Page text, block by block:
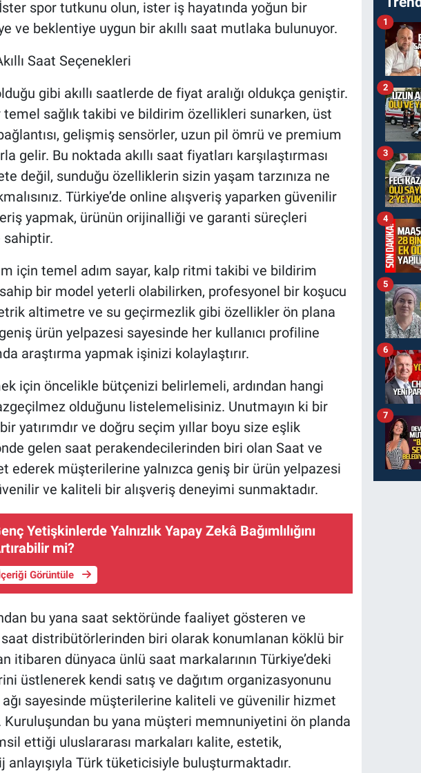
spor tutkunu olun, ister iş hayatında yoğun bir
ve beklentiye uygun bir akıllı saat mutlaka bulunuyor.
Saat Seçenekleri
gibi akıllı saatlerde de fiyat aralığı oldukça geniştir.
sağlık takibi ve bildirim özellikleri sunarken, üst
gelişmiş sensörler, uzun pil ömrü ve premium
gelir. Bu noktada akıllı saat fiyatları karşılaştırması
değil, sunduğu özelliklerin sizin yaşam tarzınıza ne
Türkiye’de online alışveriş yaparken güvenilir
yapmak, ürünün orijinalliği ve garanti süreçleri
sahiptir.
için temel adım sayar, kalp ritmi takibi ve bildirim
bir model yeterli olabilirken, profesyonel bir koşucu
altimetre ve su geçirmezlik gibi özellikler ön plana
ürün yelpazesi sayesinde her kullanıcı profiline
araştırma yapmak işinizi kolaylaştırır.
için öncelikle bütçenizi belirlemeli, ardından hangi
olduğunu listelemelisiniz. Unutmayın ki bir
yatırımdır ve doğru seçim yıllar boyu size eşlik
gelen saat perakendecilerinden biri olan Saat ve
ederek müşterilerine yalnızca geniş bir ürün yelpazesi
ve kaliteli bir alışveriş deneyimi sunmaktadır.
Yetişkinlerde Yalnızlık Yapay Zekâ Bağımlılığını
mi?
Görüntüle
bu yana saat sektöründe faaliyet gösteren ve
saat distribütörlerinden biri olarak konumlanan köklü bir
itibaren dünyaca ünlü saat markalarının Türkiye’deki
üstlenerek kendi satış ve dağıtım organizasyonunu
sayesinde müşterilerine kaliteli ve güvenilir hizmet
Kuruluşundan bu yana müşteri memnuniyetini ön planda
ettiği uluslararası markaları kalite, estetik,
Türk tüketicisiyle buluşturmaktadır.
1
2
3
4
5
6
7